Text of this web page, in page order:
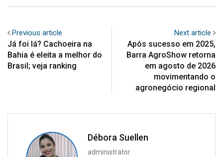
Previous article
Já foi lá? Cachoeira na
Bahia é eleita a melhor do
Brasil; veja ranking
Next article
Após sucesso em 2025,
Barra AgroShow retorna
em agosto de 2026
movimentando o
agronegócio regional
Débora Suellen
administrator